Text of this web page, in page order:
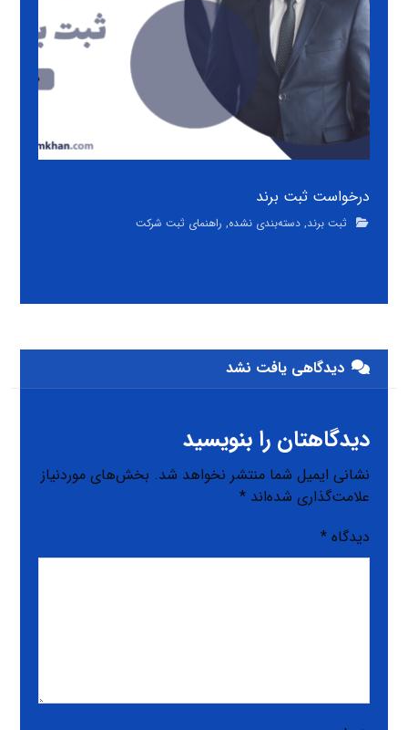
درخواست ثبت برند
ثبت برند,دسته‌بندی نشده, راهنمای ثبت شرکت
دیدگاهی یافت نشد
دیدگاهتان را بنویسید
نشانی ایمیل شما منتشر نخواهد شد. بخش‌های موردنیاز
علامت‌گذاری شده‌اند*
دیدگاه*